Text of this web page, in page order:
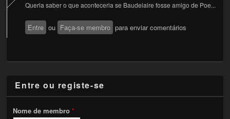
Queria saber o que aconteceria se Baudelaire fosse amigo de Poe...
Entre ou Faça-se membro para enviar comentários
Entre ou registe-se
Nome de membro*